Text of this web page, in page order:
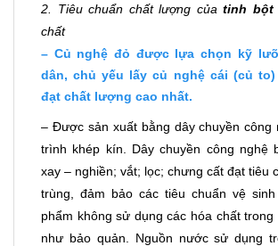
2. Tiêu chuẩn chất lượng củatinh bột
chất
– Củ nghệ đỏ được lựa chọn kỹ
dân, chủ yếu lấy củ nghệ cái (củ to)
đạt chất lượng cao nhất.
– Được sản xuất bằng dây chuyền công
trình khép kín. Dây chuyền công nghệ
xay – nghiền; vắt; lọc; chưng cất đạt tiêu
trùng, đảm bảo các tiêu chuẩn vệ
phẩm không sử dụng các hóa chất trong
như bảo quản. Nguồn nước sử dụng